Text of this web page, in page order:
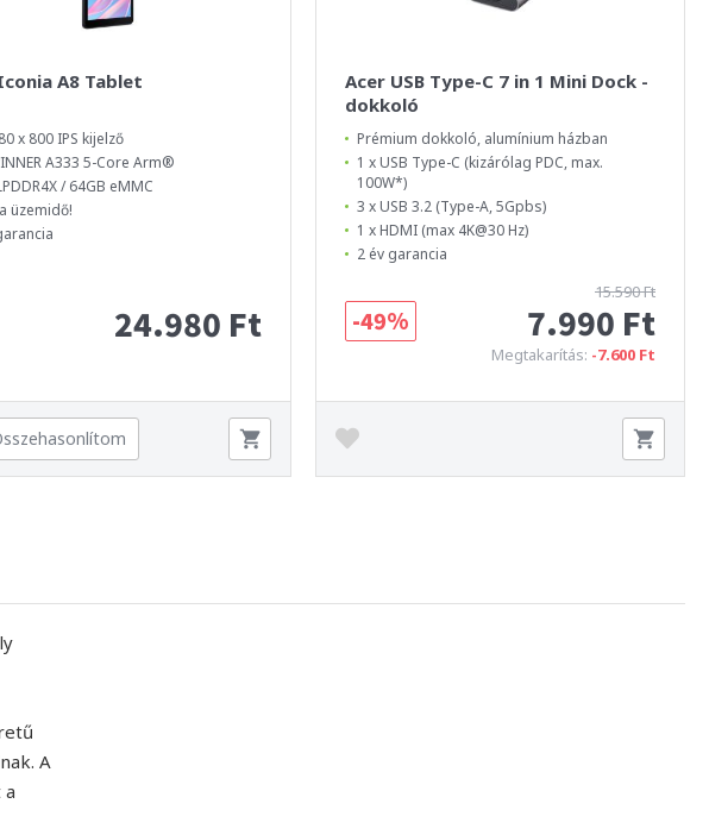
A8 Tablet
x 800 IPS kijelző
A333 5-Core Arm®
/ 64GB eMMC
üzemidő!
24.980 Ft
Acer USB Type-C 7 in 1 Mini Dock -
dokkoló
Prémium dokkoló, alumínium házban
1 x USB Type-C (kizárólag PDC, max.
100W*)
3 x USB 3.2 (Type-A, 5Gpbs)
1 x HDMI (max 4K@30 Hz)
2 év garancia
15.590 Ft
7.990 Ft
Megtakarítás: -7.600 Ft
-49%
A